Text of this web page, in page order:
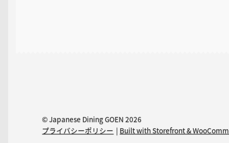
© Japanese Dining GOEN 2026
プライバシーポリシー
Built with Storefront &